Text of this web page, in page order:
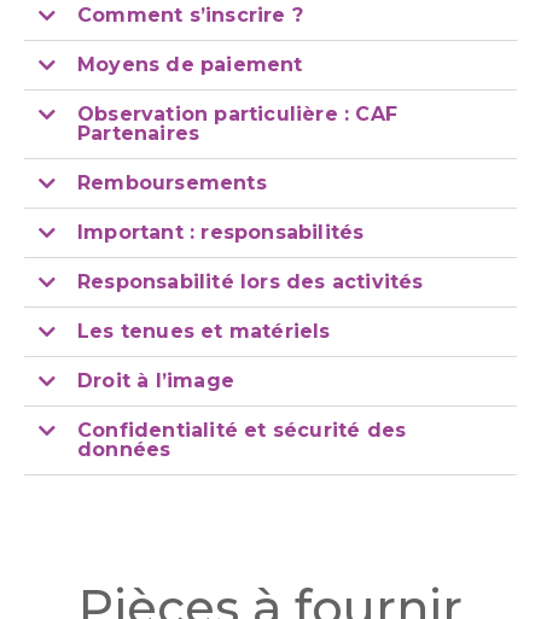
Comment s’inscrire ?
Moyens de paiement
Observation particulière : CAF
Partenaires
Remboursements
Important : responsabilités
Responsabilité lors des activités
Les tenues et matériels
Droit à l’image
Confidentialité et sécurité des
données